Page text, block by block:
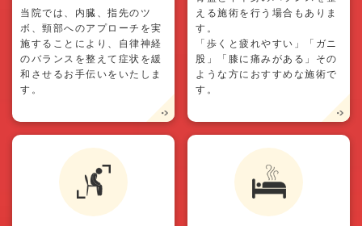
当院では、内臓、指先のツ
ボ、頸部へのアプローチを実
施することにより、自律神経
のバランスを整えて症状を緩
和させるお手伝いをいたしま
す。
える施術を行う場合もありま
す。
「歩くと疲れやすい」「ガニ
股」「膝に痛みがある」その
ような方におすすめな施術で
す。